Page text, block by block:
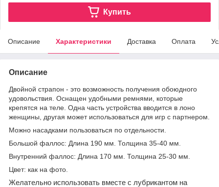
Купить
Описание Характеристики Доставка Оплата
Описание
Двойной страпон - это возможность получения обоюдного
удовольствия. Оснащен удобными ремнями, которые
крепятся на теле. Одна часть устройства вводится в лоно
женщины, другая может использоваться для игр с партнером.
Можно насадками пользоваться по отдельности.
Большой фаллос: Длина 190 мм. Толщина 35-40 мм.
Внутренний фаллос: Длина 170 мм. Толщина 25-30 мм.
Цвет: как на фото.
Желательно использовать вместе с лубрикантом на